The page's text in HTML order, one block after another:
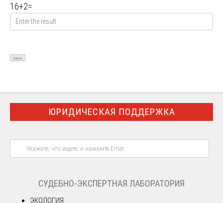
16+2=
ЮРИДИЧЕСКАЯ ПОДДЕРЖКА
СУДЕБНО-ЭКСПЕРТНАЯ ЛАБОРАТОРИЯ
ЭКОЛОГИЯ